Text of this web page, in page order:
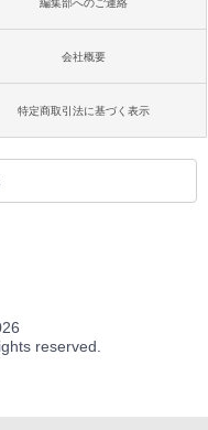
編集部へのご連絡
会社概要
特定商取引法に基づく表示
reserved.